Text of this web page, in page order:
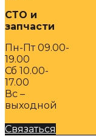
СТО и
запчасти
Пн-Пт 09.00-
19.00
Сб 10.00-
17.00
Вс –
выходной
Связаться